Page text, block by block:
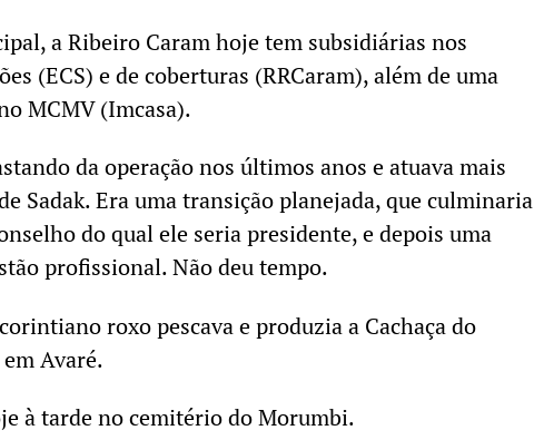
a Ribeiro Caram hoje tem subsidiárias nos
(ECS) e de coberturas (RRCaram), além de uma
MCMV (Imcasa).
da operação nos últimos anos e atuava mais
Sadak. Era uma transição planejada, que culminaria
do qual ele seria presidente, e depois uma
profissional. Não deu tempo.
roxo pescava e produzia a Cachaça do
Avaré.
à tarde no cemitério do Morumbi.